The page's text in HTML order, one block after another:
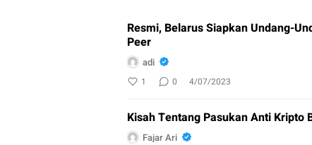
Resmi, Belarus Siapkan Undang-
Peer
adi
1 0 4/07/2023
Kisah Tentang Pasukan Anti Kripto
Fajar Ari